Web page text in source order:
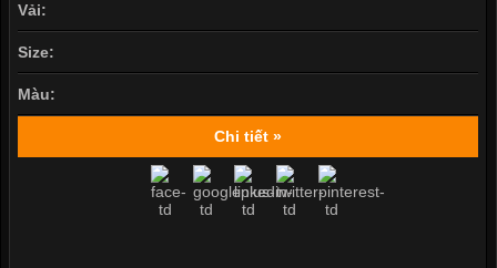
Vải:
Size:
Màu:
Chi tiết »